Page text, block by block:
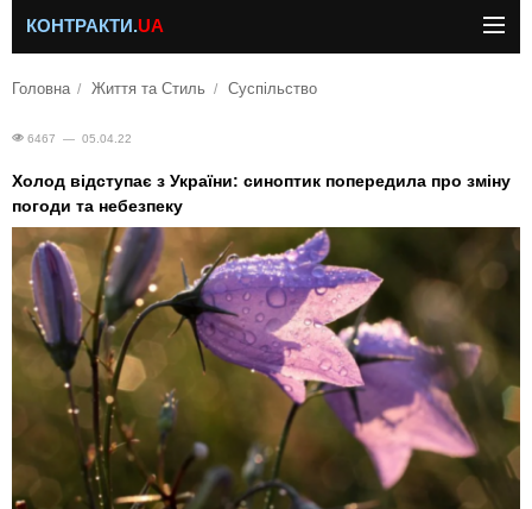
КОНТРАКТИ.UA
Головна Життя та Стиль Суспільство
6467 — 05.04.22
Холод відступає з України: синоптик попередила про зміну
погоди та небезпеку